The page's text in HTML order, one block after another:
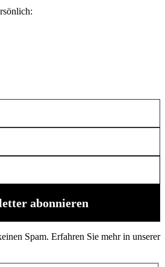
Spam. Erfahren Sie mehr in unserer